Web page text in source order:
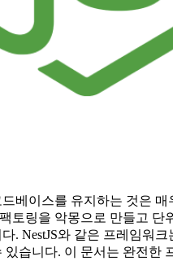
베이스를 유지하는 것은
토링을 악몽으로 만들고
NestJS와 같은 프레임워
습니다. 이 문서는 완전한